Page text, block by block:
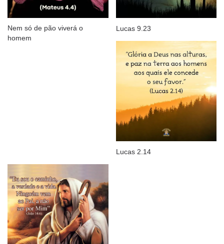
Nem só de pão viverá o
homem
Lucas 9.23
Lucas 2.14